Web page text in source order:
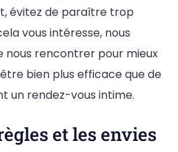
évitez de paraître trop
vous intéresse, nous
nous rencontrer pour mieux
bien plus efficace que de
un rendez-vous intime.
et les envies